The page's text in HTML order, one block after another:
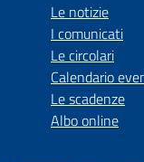
Le notizie
I comunicati
Le circolari
Calendario
Le scadenze
Albo online